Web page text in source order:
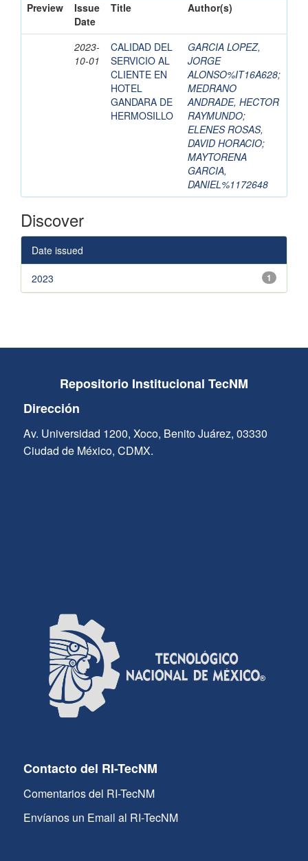
Preview
Issue
Date
Title Author(s)
2023-
10-01
CALIDAD DEL
SERVICIO AL
CLIENTE EN
HOTEL
GANDARA DE
HERMOSILLO
GARCIA LOPEZ,
JORGE
ALONSO%IT16A628;
MEDRANO
ANDRADE, HECTOR
RAYMUNDO;
ELENES ROSAS,
DAVID HORACIO;
MAYTORENA
GARCIA,
DANIEL%1172648
Discover
Date issued
1
2023
Repositorio Institucional TecNM
Dirección
Av. Universidad 1200, Xoco, Benito Juárez, 03330
Ciudad de México, CDMX.
Contacto del RI-TecNM
Comentarios del RI-TecNM
Envíanos un Email al RI-TecNM